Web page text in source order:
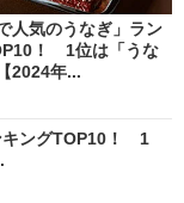
人気のうなぎ」ラン
！ 1位は「うな
2024年...
キングTOP10！ 1